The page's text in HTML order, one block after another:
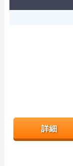
詳細